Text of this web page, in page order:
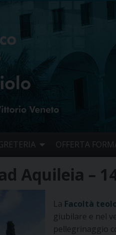
OFFERTA
Aquileia –
La Facoltà
giubilare e nel
pellegrinaggio